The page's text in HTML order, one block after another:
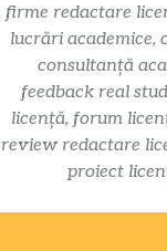
firme redactare
lucrări academice,
consultanță
feedback real
licență, forum
review redactare
proiect